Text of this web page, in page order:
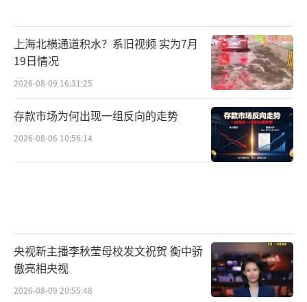
上海北横通道积水？系旧视频 实为7月
19日情况
2026-08-09 16:31:25
存款市场为何出现一组反向的走势
2026-08-06 10:56:14
央视新主播李秋莹母校发文祝贺 衡中骄
傲亮相央视
2026-08-09 20:55:48